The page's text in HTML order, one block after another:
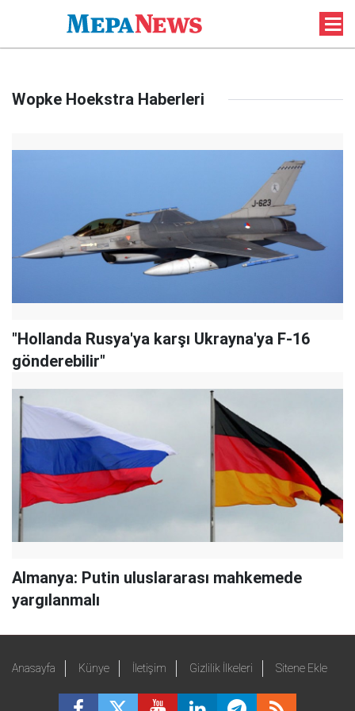
Wopke Hoekstra Haberleri
"Hollanda Rusya'ya karşı Ukrayna'ya F-16
gönderebilir"
Almanya: Putin uluslararası mahkemede
yargılanmalı
Anasayfa Künye İletişim Gizlilik İlkeleri Sitene Ekle